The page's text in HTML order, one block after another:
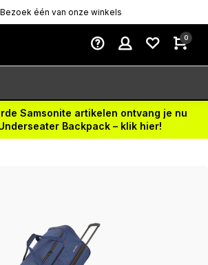
Bezoek één van onze winkels
0
Samsonite artikelen ontvang je nu
Backpack – klik hier!